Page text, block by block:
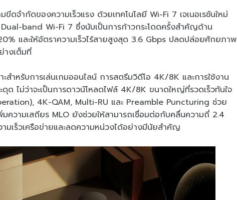
ขีดจำกัดของความเร็วแรง ด้วยเทคโนโลยี Wi-Fi 7 เจเนอเรชันใหม่
band Wi-Fi 7 ซึ่งนับเป็นการก้าวกระโดดครั้งสำคัญด้าน
และให้อัตราความเร็วไร้สายสูงสุด 3.6 Gbps ปลดปล่อยศักยภาพ
างเต็มที่
ะสำหรับการเล่นเกมออนไลน์ การสตรีมวิดีโอ 4K/8K และการใช้งาน
ไม่ว่าจะเป็นการดาวน์โหลดไฟล์ 4K/8K ขนาดใหญ่ที่รวดเร็วทันใจ
4K-QAM, Multi-RU และ Preamble Puncturing ช่วย
ความเสถียร MLO ยังช่วยให้สามารถเชื่อมต่อกับคลื่นความถี่ 2.4
มเร็วเครือข่ายและลดความหน่วงได้อย่างมีนัยสำคัญ